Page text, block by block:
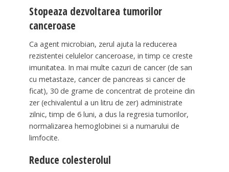
Stopeaza dezvoltarea tumorilor
canceroase
Ca agent microbian, zerul ajuta la reducerea
rezistentei celulelor canceroase, in timp ce creste
imunitatea. In mai multe cazuri de cancer (de san
cu metastaze, cancer de pancreas si cancer de
ficat), 30 de grame de concentrat de proteine din
zer (echivalentul a un litru de zer) administrate
zilnic, timp de 6 luni, a dus la regresia tumorilor,
normalizarea hemoglobinei si a numarului de
limfocite.
Reduce colesterolul